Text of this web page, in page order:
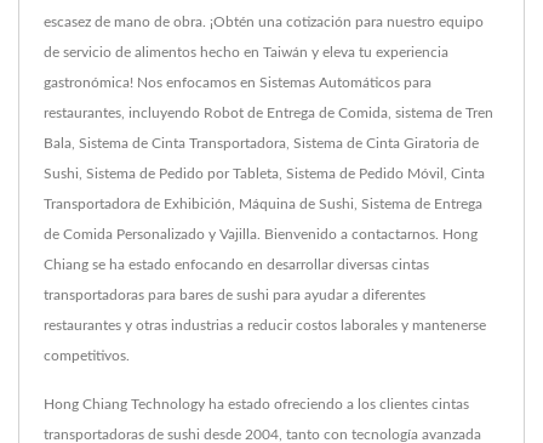
escasez de mano de obra. ¡Obtén una cotización para nuestro equipo
de servicio de alimentos hecho en Taiwán y eleva tu experiencia
gastronómica! Nos enfocamos en Sistemas Automáticos para
restaurantes, incluyendo Robot de Entrega de Comida, sistema de Tren
Bala, Sistema de Cinta Transportadora, Sistema de Cinta Giratoria de
Sushi, Sistema de Pedido por Tableta, Sistema de Pedido Móvil, Cinta
Transportadora de Exhibición, Máquina de Sushi, Sistema de Entrega
de Comida Personalizado y Vajilla. Bienvenido a contactarnos. Hong
Chiang se ha estado enfocando en desarrollar diversas cintas
transportadoras para bares de sushi para ayudar a diferentes
restaurantes y otras industrias a reducir costos laborales y mantenerse
competitivos.
Hong Chiang Technology ha estado ofreciendo a los clientes cintas
transportadoras de sushi desde 2004, tanto con tecnología avanzada